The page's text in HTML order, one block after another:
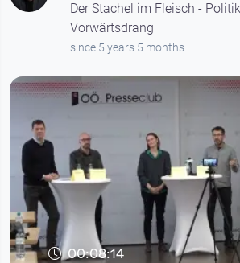
Der Stachel im Fleisch -
Vorwärtsdrang
since 5 years 5 months
00:08:14